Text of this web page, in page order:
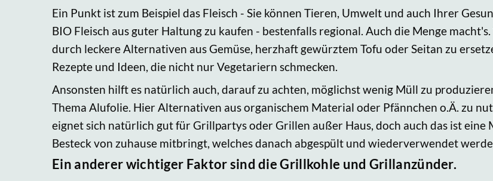
Ein Punkt ist zum Beispiel das Fleisch - Sie können Tieren, Umwelt und auch Ihrer
BIO Fleisch aus guter Haltung zu kaufen - bestenfalls regional. Auch die Menge
durch leckere Alternativen aus Gemüse, herzhaft gewürztem Tofu oder Seitan zu
Rezepte und Ideen, die nicht nur Vegetariern schmecken.
Ansonsten hilft es natürlich auch, darauf zu achten, möglichst wenig Müll zu
Thema Alufolie. Hier Alternativen aus organischem Material oder Pfännchen o.Ä. zu
eignet sich natürlich gut für Grillpartys oder Grillen außer Haus, doch auch das ist
Besteck von zuhause mitbringt, welches danach abgespült und wiederverwendet
Ein anderer wichtiger Faktor sind die Grillkohle und Grillanzünder.